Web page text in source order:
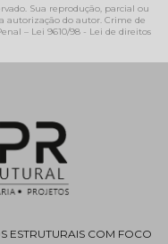
Sua reprodução, parcial ou
autorização do autor. Crime de
– Lei 9610/98 - Lei de direitos
ESTRUTURAIS COM FOCO